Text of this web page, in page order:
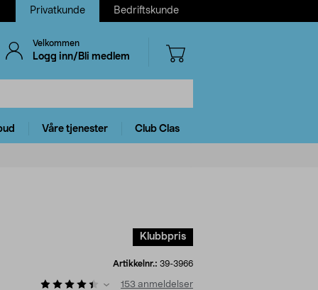
Privatkunde Bedriftskunde
Velkommen
Logg inn/Bli medlem
Våre tjenester Club Clas
Klubbpris
Artikkelnr.: 39-3966
153 anmeldelser